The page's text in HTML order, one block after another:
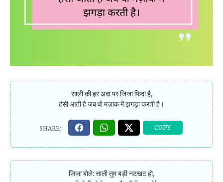
साली की हर अदा पर जिजा फिदा है,
हंसी आती है जब वो मज़ाक में झगड़ा करती है।
जिजा बोले: साली तुम बड़ी नटखट हो,